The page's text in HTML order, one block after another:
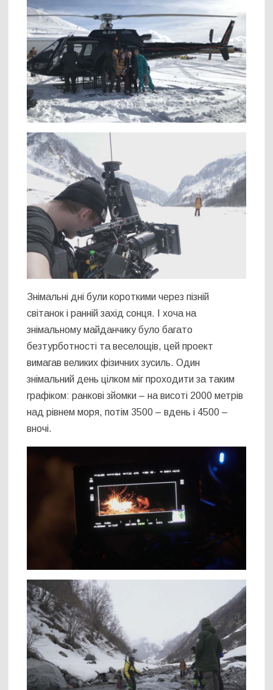
Знімальні дні були короткими через пізній
світанок і ранній захід сонця. І хоча на
знімальному майданчику було багато
безтурботності та веселощів, цей проект
вимагав великих фізичних зусиль. Один
знімальний день цілком міг проходити за таким
графіком: ранкові зйомки – на висоті 2000 метрів
над рівнем моря, потім 3500 – вдень і 4500 –
вночі.